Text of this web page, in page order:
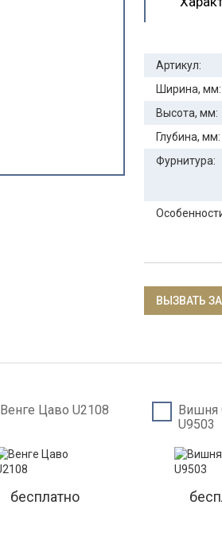
Артикул:
Ширина, мм:
Высота, мм:
Глубина, мм:
Фурнитура:
ВЫЗВАТЬ
Венге Цаво U2108
бесплатно
Вишня
U9503